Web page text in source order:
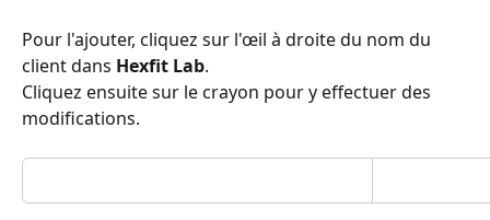
Pour l'ajouter, cliquez sur l'œil à droite du nom du
client dans Hexfit Lab.
Cliquez ensuite sur le crayon pour y effectuer des
modifications.